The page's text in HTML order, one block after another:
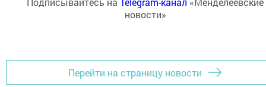
новости»
Перейти на страницу новости